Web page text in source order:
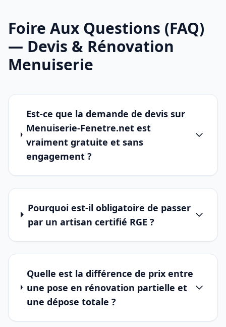
Foire Aux Questions (FAQ)
— Devis & Rénovation
Menuiserie
Est-ce que la demande de devis sur
Menuiserie-Fenetre.net est
vraiment gratuite et sans
engagement ?
Pourquoi est-il obligatoire de passer
par un artisan certifié RGE ?
Quelle est la différence de prix entre
une pose en rénovation partielle et
une dépose totale ?